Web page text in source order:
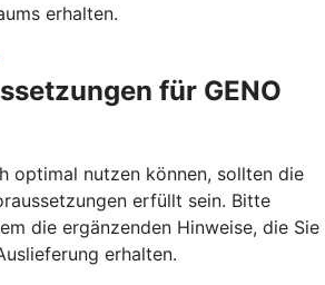
erhalten.
für GENO
optimal nutzen können, sollten die
erfüllt sein. Bitte
die ergänzenden Hinweise, die Sie
erhalten.